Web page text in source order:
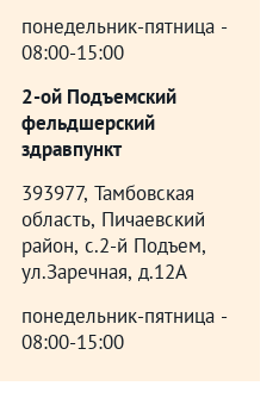
понедельник-пятница -
08:00-15:00
2-ой Подъемский
фельдшерский
здравпункт
393977, Тамбовская
область, Пичаевский
район, с.2-й Подъем,
ул.Заречная, д.12А
понедельник-пятница -
08:00-15:00